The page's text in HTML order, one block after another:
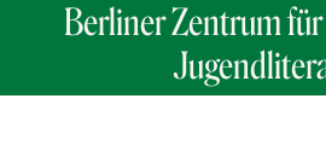
Berliner Zentrum